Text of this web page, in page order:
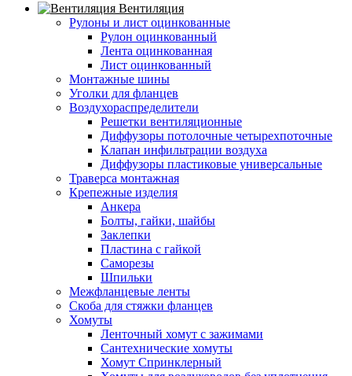
Вентиляция
Рулоны и лист оцинкованные
Рулон оцинкованный
Лента оцинкованная
Лист оцинкованный
Монтажные шины
Уголки для фланцев
Воздухораспределители
Решетки вентиляционные
Диффузоры потолочные четырехпоточные
Клапан инфильтрации воздуха
Диффузоры пластиковые универсальные
Траверса монтажная
Крепежные изделия
Анкера
Болты, гайки, шайбы
Заклепки
Пластина с гайкой
Саморезы
Шпильки
Межфланцевые ленты
Скоба для стяжки фланцев
Хомуты
Ленточный хомут с зажимами
Сантехнические хомуты
Хомут Спринклерный